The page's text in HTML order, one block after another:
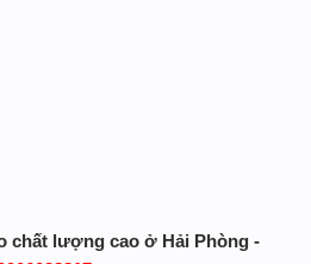
chất lượng cao ở Hải Phòng -